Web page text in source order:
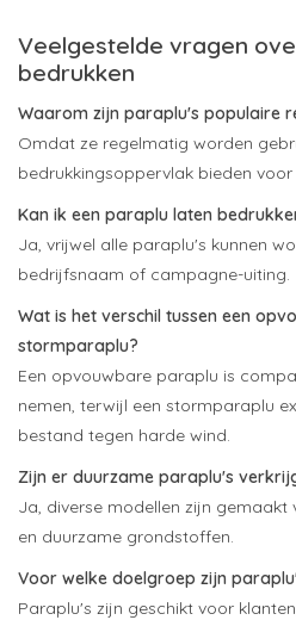
Veelgestelde vragen
bedrukken
Waarom zijn paraplu's populaire
Omdat ze regelmatig worden
bedrukkingsoppervlak bieden
Kan ik een paraplu laten
Ja, vrijwel alle paraplu's kunnen
bedrijfsnaam of campagne-uiting.
Wat is het verschil tussen een
stormparaplu?
Een opvouwbare paraplu is
nemen, terwijl een stormparaplu
bestand tegen harde wind.
Zijn er duurzame paraplu's
Ja, diverse modellen zijn
en duurzame grondstoffen.
Voor welke doelgroep zijn
Paraplu's zijn geschikt voor